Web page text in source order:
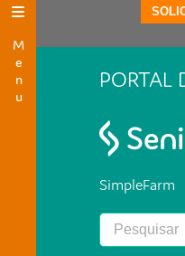
Menu PORTAL
SimpleFarm